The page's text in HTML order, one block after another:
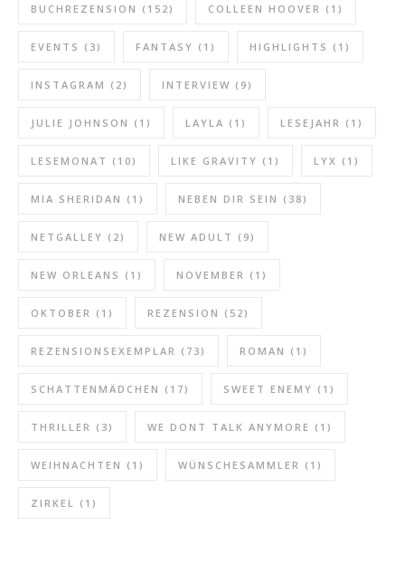
BUCHREZENSION (152) COLLEEN HOOVER (1)
EVENTS (3) FANTASY (1) HIGHLIGHTS (1)
INSTAGRAM (2) INTERVIEW (9)
JULIE JOHNSON (1) LAYLA (1) LESEJAHR (1)
LESEMONAT (10) LIKE GRAVITY (1) LYX (1)
MIA SHERIDAN (1) NEBEN DIR SEIN (38)
NETGALLEY (2) NEW ADULT (9)
NEW ORLEANS (1) NOVEMBER (1)
OKTOBER (1) REZENSION (52)
REZENSIONSEXEMPLAR (73) ROMAN (1)
SCHATTENMÄDCHEN (17) SWEET ENEMY (1)
THRILLER (3) WE DONT TALK ANYMORE (1)
WEIHNACHTEN (1) WÜNSCHESAMMLER (1)
ZIRKEL (1)